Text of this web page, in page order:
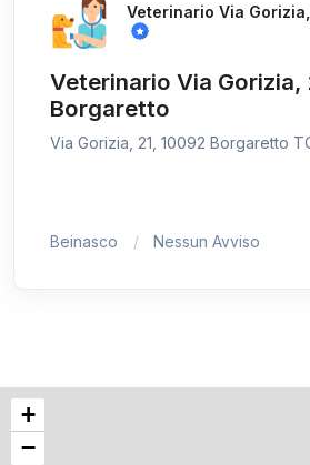
Veterinario Via
Veterinario Via Gorizia,
Borgaretto
Via Gorizia, 21, 10092 Borgaretto
Beinasco Nessun Avviso
+
−